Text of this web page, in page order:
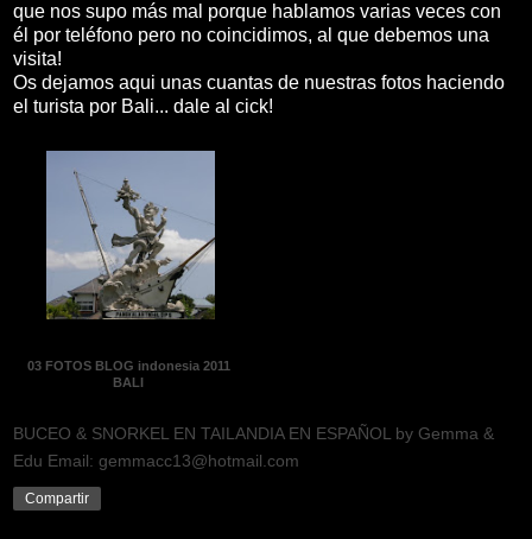
que nos supo más mal porque hablamos varias veces con
él por teléfono pero no coincidimos, al que debemos una
visita!
Os dejamos aqui unas cuantas de nuestras fotos haciendo
el turista por Bali... dale al cick!
03 FOTOS BLOG indonesia 2011
BALI
BUCEO & SNORKEL EN TAILANDIA EN ESPAÑOL by Gemma &
Edu Email: gemmacc13@hotmail.com
Compartir